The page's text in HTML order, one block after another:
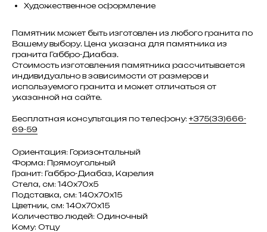
Художественное оформление
Памятник может быть изготовлен из любого гранита по
Вашему выбору. Цена указана для памятника из
гранита Габбро-Диабаз.
Стоимость изготовления памятника рассчитывается
индивидуально в зависимости от размеров и
используемого гранита и может отличаться от
указанной на сайте.
Бесплатная консультация по телефону: +375(33)666-
69-59
Ориентация: Горизонтальный
Форма: Прямоугольный
Гранит: Габбро-Диабаз, Карелия
Стела, см: 140х70х5
Подставка, см: 140х70х15
Цветник, см: 140х70х15
Количество людей: Одиночный
Кому: Отцу